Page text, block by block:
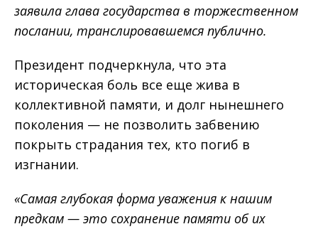
заявила глава государства в торжественном
послании, транслировавшемся публично.
Президент подчеркнула, что эта
историческая боль все еще жива в
коллективной памяти, и долг нынешнего
поколения — не позволить забвению
покрыть страдания тех, кто погиб в
изгнании.
«Самая глубокая форма уважения к нашим
предкам — это сохранение памяти об их